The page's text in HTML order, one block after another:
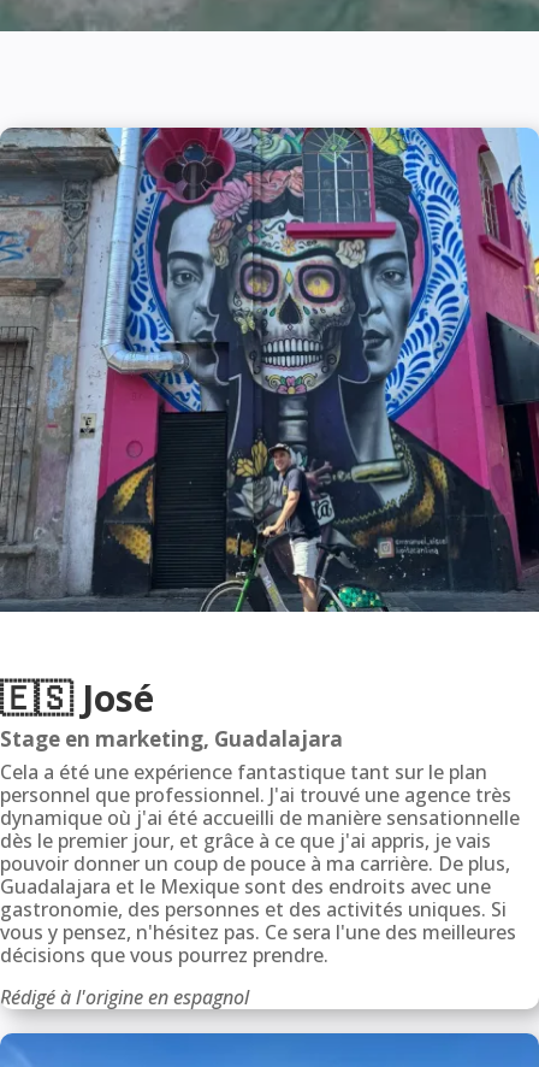
🇪🇸 José
Stage en marketing, Guadalajara
Cela a été une expérience fantastique tant sur le plan
personnel que professionnel. J'ai trouvé une agence très
dynamique où j'ai été accueilli de manière sensationnelle
dès le premier jour, et grâce à ce que j'ai appris, je vais
pouvoir donner un coup de pouce à ma carrière. De plus,
Guadalajara et le Mexique sont des endroits avec une
gastronomie, des personnes et des activités uniques. Si
vous y pensez, n'hésitez pas. Ce sera l'une des meilleures
décisions que vous pourrez prendre.
Rédigé à l'origine en espagnol